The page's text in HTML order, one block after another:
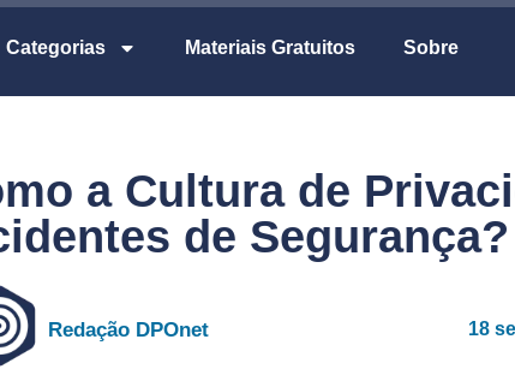
Categorias Materiais Gratuitos Sobre
a Cultura de
de Segurança?
Redação DPOnet 18